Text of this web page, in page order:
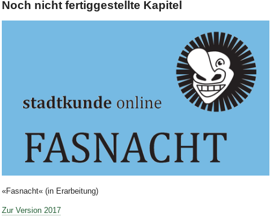
Noch nicht fertiggestellte Kapitel
«Fasnacht« (in Erarbeitung)
Zur Version 2017